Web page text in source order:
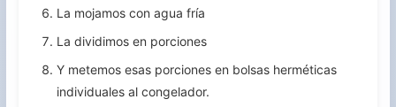
La mojamos con agua fría
La dividimos en porciones
Y metemos esas porciones en bolsas herméticas
individuales al congelador.